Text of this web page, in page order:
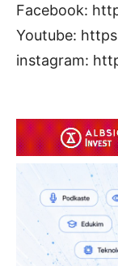
Facebook:
Youtube:
instagram: